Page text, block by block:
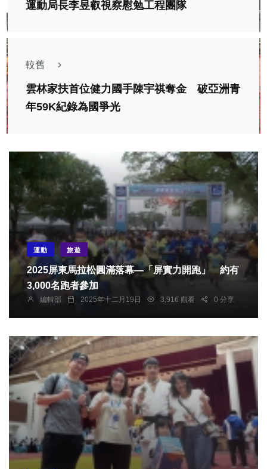
運動局長李昱叡視察慰勉工程團隊
較舊
雲林家扶首位健力國手陳宇祺奪金 破亞洲青
年59K紀錄為國爭光
運動 旅遊
2025屏東馬拉松圓滿落幕—「屏實力開跑」 約有
3,000名跑者參加
編輯部 2025年十二月19日 3,916 觀看 0 分享